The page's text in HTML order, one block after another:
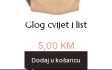
Glog cvijet i list
5,00 KM
Dodaj u košaricu